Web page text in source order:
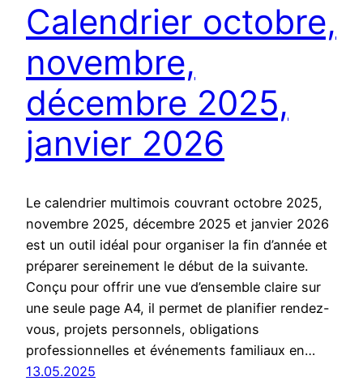
Calendrier octobre,
novembre,
décembre 2025,
janvier 2026
Le calendrier multimois couvrant octobre 2025,
novembre 2025, décembre 2025 et janvier 2026
est un outil idéal pour organiser la fin d’année et
préparer sereinement le début de la suivante.
Conçu pour offrir une vue d’ensemble claire sur
une seule page A4, il permet de planifier rendez-
vous, projets personnels, obligations
professionnelles et événements familiaux en…
13.05.2025